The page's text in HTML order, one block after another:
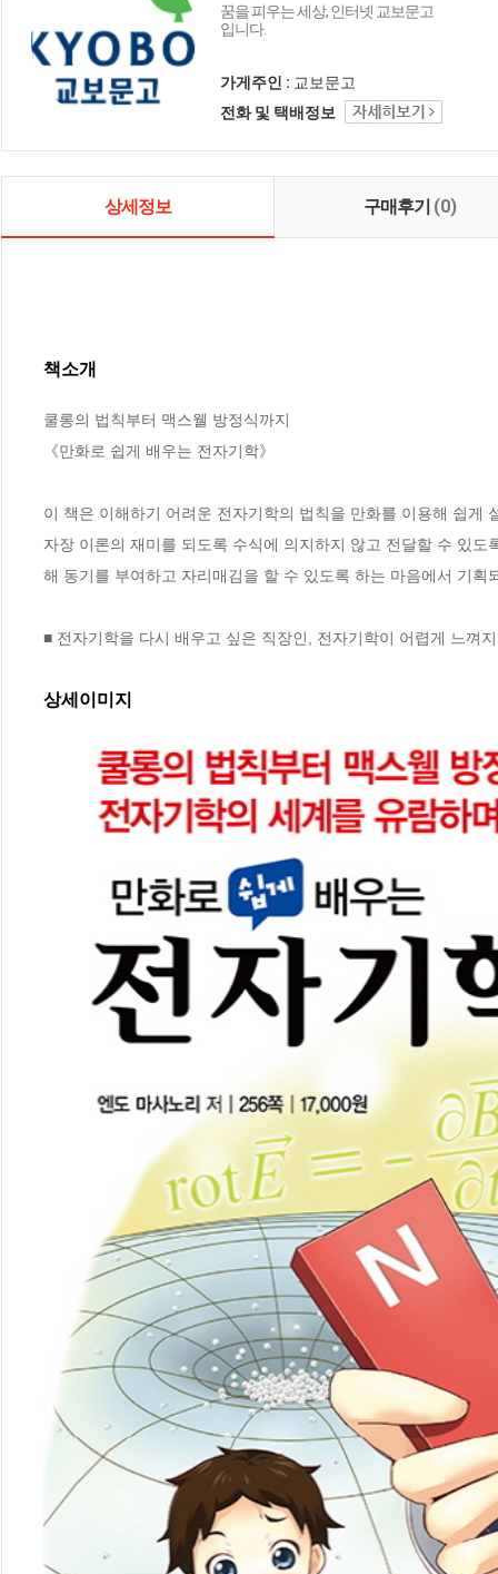
꿈을 피우는 세상, 인터넷 교보문고
입니다.
가게주인 : 교보문고
전화 및 택배정보
상세정보 구매후기 (0)
책소개
쿨롱의 법칙부터 맥스웰 방정식까지
《만화로 쉽게 배우는 전자기학》
이 책은 이해하기 어려운 전자기학의 법칙을 만화를 이용해 쉽게
자장 이론의 재미를 되도록 수식에 의지하지 않고 전달할 수 있
해 동기를 부여하고 자리매김을 할 수 있도록 하는 마음에서 기획
■ 전자기학을 다시 배우고 싶은 직장인, 전자기학이 어렵게 느껴
상세이미지